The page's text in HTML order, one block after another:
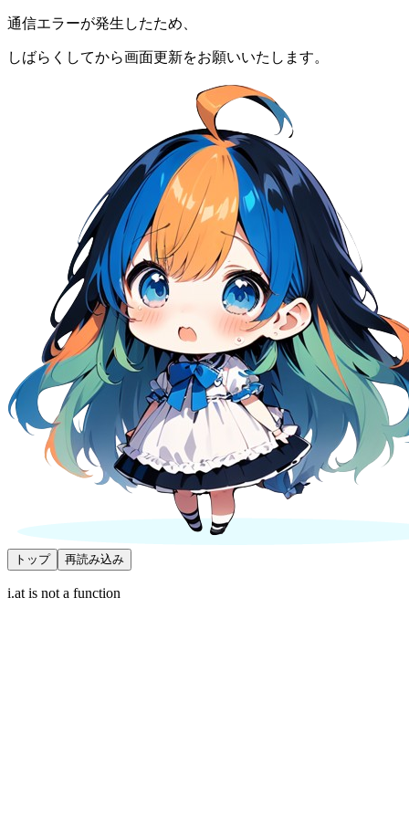
通信エラーが発生したため、
しばらくしてから画面更新をお願いいたします。
トップ 再読み込み
i.at is not a function